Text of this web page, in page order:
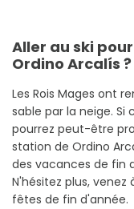
Aller au ski
Ordino Arcalís ?
Les Rois Mages ont
sable par la neige.
pourrez peut-être
station de Ordino
des vacances de fin
N'hésitez plus, venez
fêtes de fin d'année.